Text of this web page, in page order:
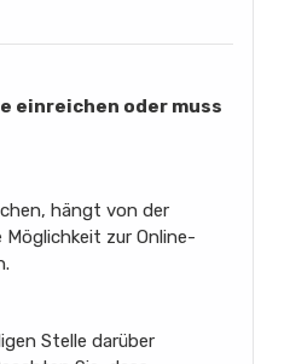
einreichen oder muss
hängt von der
zur Online-
Stelle darüber